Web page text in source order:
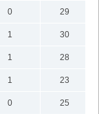
0
29
1
30
1
28
1
23
0
25